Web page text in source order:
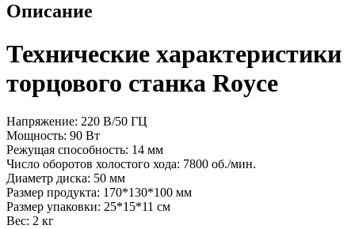
Описание
Технические характеристики
торцового станка Royce
Напряжение: 220 В/50 ГЦ
Мощность: 90 Вт
Режущая способность: 14 мм
Число оборотов холостого хода: 7800 об./мин.
Диаметр диска: 50 мм
Размер продукта: 170*130*100 мм
Размер упаковки: 25*15*11 см
Вес: 2 кг